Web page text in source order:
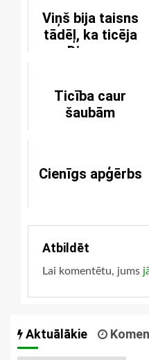
Viņš bija taisns
tādēļ, ka ticēja
Dievam
Ticība caur
šaubām
Cienīgs apģērbs
Atbildēt
Lai komentētu, jums
Aktuālākie